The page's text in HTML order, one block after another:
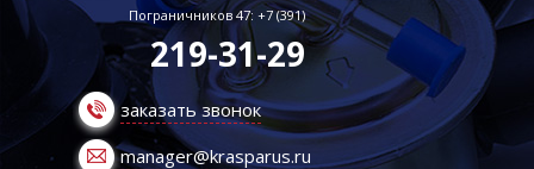
Пограничников 47: +7 (391)
219-31-29
заказать звонок
manager@krasparus.ru